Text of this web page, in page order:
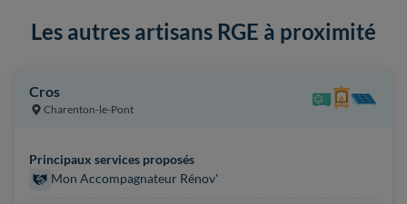
Les autres artisans RGE à proximité
Cros
Charenton-le-Pont
Principaux services proposés
Mon Accompagnateur Rénov'